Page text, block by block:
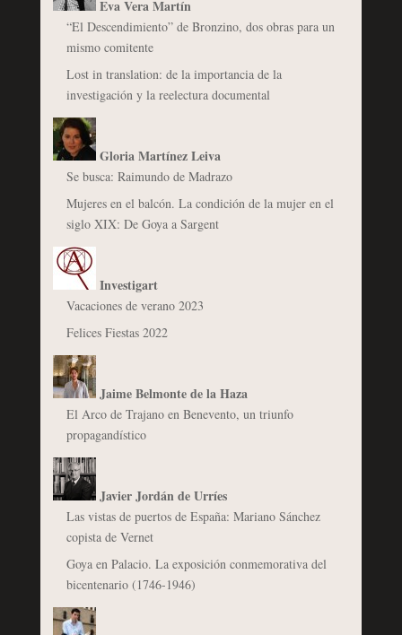
Eva Vera Martín
“El Descendimiento” de Bronzino, dos obras para un
mismo comitente
Lost in translation: de la importancia de la
investigación y la reelectura documental
Gloria Martínez Leiva
Se busca: Raimundo de Madrazo
Mujeres en el balcón. La condición de la mujer en el
siglo XIX: De Goya a Sargent
Investigart
Vacaciones de verano 2023
Felices Fiestas 2022
Jaime Belmonte de la Haza
El Arco de Trajano en Benevento, un triunfo
propagandístico
Javier Jordán de Urríes
Las vistas de puertos de España: Mariano Sánchez
copista de Vernet
Goya en Palacio. La exposición conmemorativa del
bicentenario (1746-1946)